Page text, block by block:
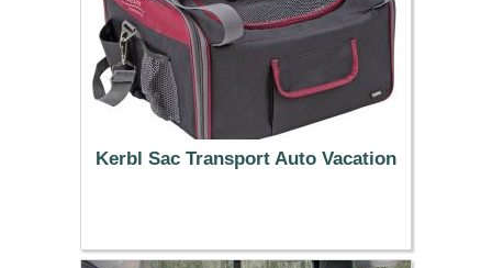
Kerbl Sac Transport Auto Vacation
42.79 €